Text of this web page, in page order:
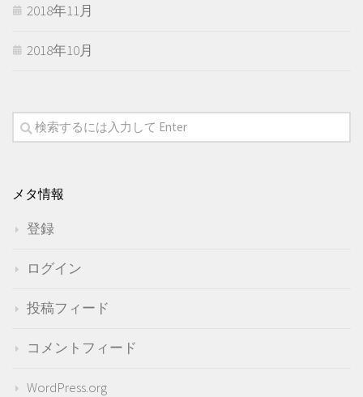
2018年11月
2018年10月
メタ情報
登録
ログイン
投稿フィード
コメントフィード
WordPress.org